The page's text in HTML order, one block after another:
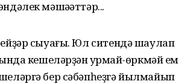
мәшәҡәттәр...
сыуағы. Юл ситендә шаулап
кешеләрҙән ҡурҡмай-өркмәй ем
бер сәбәпһеҙгә йылмайып